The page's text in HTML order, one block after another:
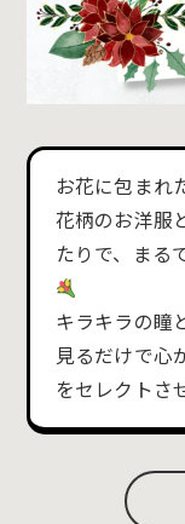
お花に包まれ
花柄のお洋服
たりで、まる
キラキラの瞳
見るだけで心
をセレクトさ